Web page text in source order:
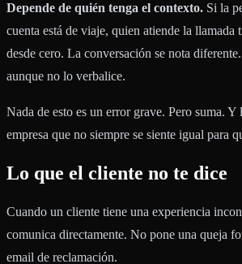
Depende de quién tenga el contexto. Si la
cuenta está de viaje, quien atiende la llamada
desde cero. La conversación se nota
aunque no lo verbalice.
Nada de esto es un error grave. Pero suma. Y
empresa que no siempre se siente igual para
Lo que el cliente no te dice
Cuando un cliente tiene una experiencia
comunica directamente. No pone una queja
email de reclamación.